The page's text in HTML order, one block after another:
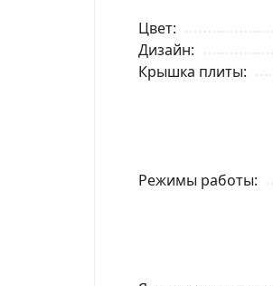
Цвет
Дизайн
Крышка плиты
Режимы работы